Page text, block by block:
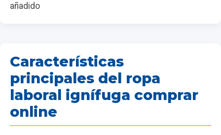
añadido
Características
principales del ropa
laboral ignífuga comprar
online